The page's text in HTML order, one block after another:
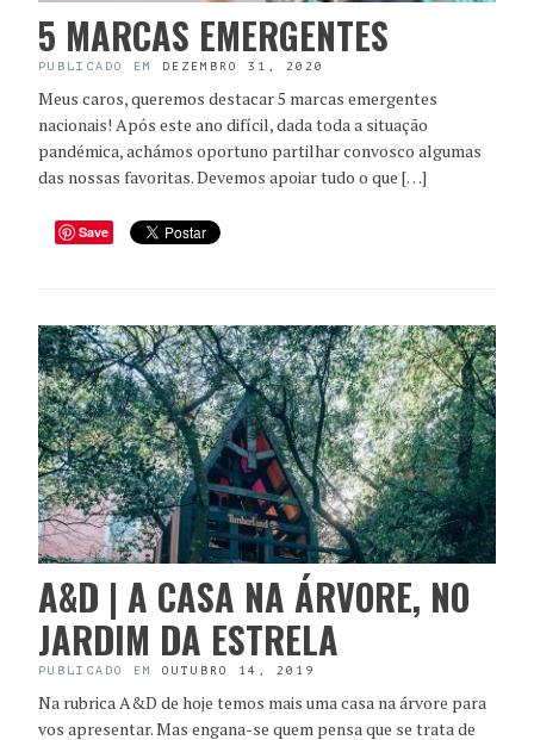
5 MARCAS EMERGENTES
PUBLICADO EM DEZEMBRO 31, 2020
Meus caros, queremos destacar 5 marcas emergentes
nacionais! Após este ano difícil, dada toda a situação
pandémica, achámos oportuno partilhar convosco algumas
das nossas favoritas. Devemos apoiar tudo o que […]
Save
A&D | A CASA NA ÁRVORE, NO
JARDIM DA ESTRELA
PUBLICADO EM OUTUBRO 14, 2019
Na rubrica A&D de hoje temos mais uma casa na árvore para
vos apresentar. Mas engana-se quem pensa que se trata de